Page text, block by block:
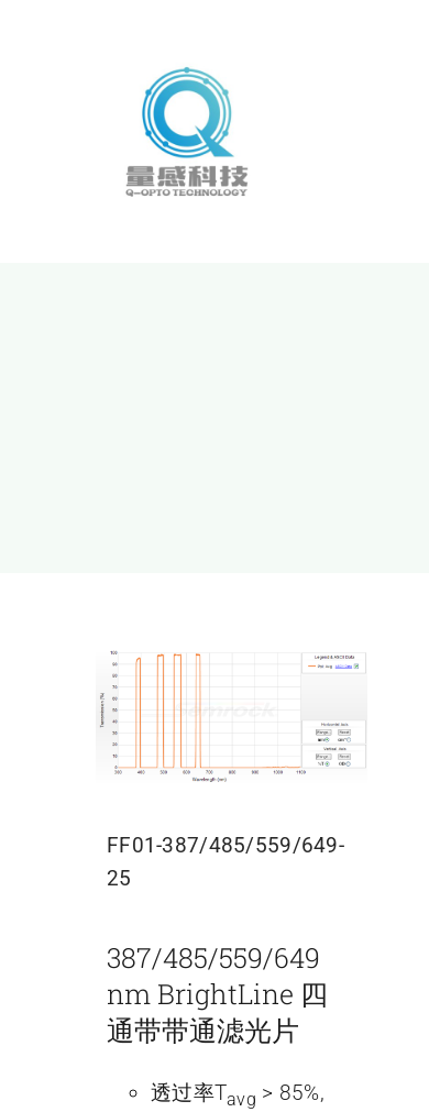
FF01-387/485/559/649-
25
387/485/559/649
nm BrightLine 四
通带带通滤光片
透过率Tavg > 85%,